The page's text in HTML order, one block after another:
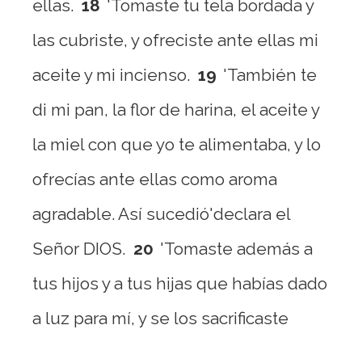
ellas. 18 'Tomaste tu tela bordada y
las cubriste, y ofreciste ante ellas mi
aceite y mi incienso. 19 'También te
di mi pan, la flor de harina, el aceite y
la miel con que yo te alimentaba, y lo
ofrecías ante ellas como aroma
agradable. Así sucedió'declara el
Señor DIOS. 20 'Tomaste además a
tus hijos y a tus hijas que habías dado
a luz para mí, y se los sacrificaste